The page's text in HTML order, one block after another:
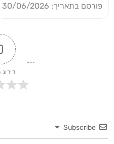
פורסם בתאריך: 30/06/2026
Subscribe